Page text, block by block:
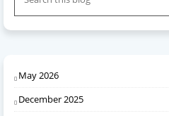
May 2026
December 2025